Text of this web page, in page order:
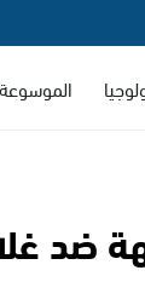
الموسوعة
ضد